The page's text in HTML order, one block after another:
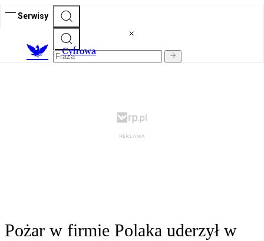
Serwisy
Cyfrowa
Pożar w firmie Polaka uderzył w